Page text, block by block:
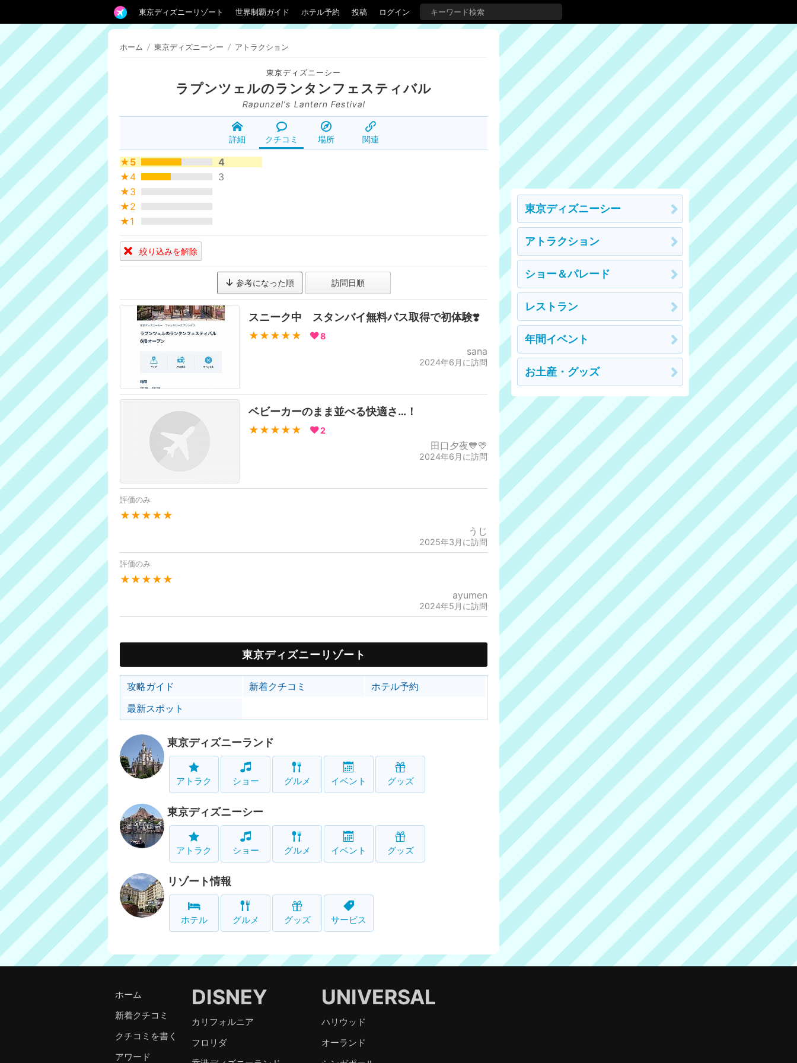
東京ディズニーリゾート 世界制覇ガイド ホテル予約 投稿 ログイン
ホーム / 東京ディズニーシー / アトラクション
東京ディズニーシー
ラプンツェルのランタンフェスティバル
Rapunzel's Lantern Festival
詳細 クチコミ 場所 関連
★5
4
★4
3
★3
★2
★1
絞り込みを解除
参考になった順 訪問日順
スニーク中 スタンバイ無料パス取得で初体験❣️
★★★★★ 8
sana
2024年6月に訪問
ベビーカーのまま並べる快適さ…！
★★★★★ 2
田口夕夜💙💛
2024年6月に訪問
評価のみ
★★★★★
うじ
2025年3月に訪問
評価のみ
★★★★★
ayumen
2024年5月に訪問
東京ディズニーリゾート
攻略ガイド 新着クチコミ
ホテル予約
最新スポット
東京ディズニーランド
アトラク ショー グルメ イベント グッズ
東京ディズニーシー
アトラク ショー グルメ イベント グッズ
リゾート情報
ホテル グルメ グッズ サービス
東京ディズニーシー
アトラクション
ショー＆パレード
レストラン
年間イベント
お土産・グッズ
ホーム
新着クチコミ
クチコミを書く
アワード
DISNEY
カリフォルニア
フロリダ
UNIVERSAL
ハリウッド
オーランド